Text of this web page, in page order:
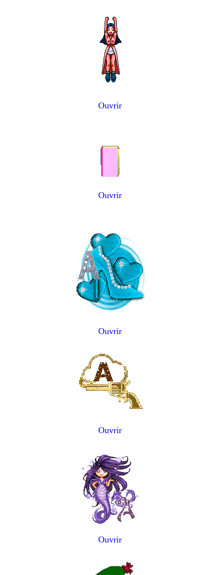
Ouvrir
Ouvrir
Ouvrir
Ouvrir
Ouvrir